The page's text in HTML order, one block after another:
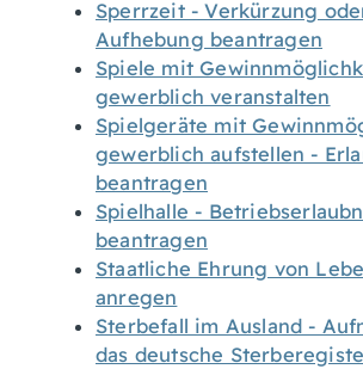
Sperrzeit - Verkürzung
Aufhebung beantragen
Spiele mit
gewerblich veranstalten
Spielgeräte mit
gewerblich aufstellen -
beantragen
Spielhalle -
beantragen
Staatliche Ehrung von
anregen
Sterbefall im Ausland -
das deutsche